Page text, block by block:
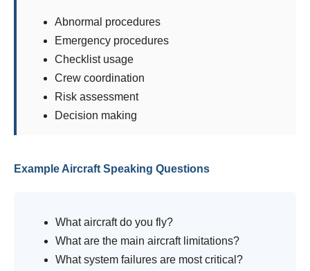
Abnormal procedures
Emergency procedures
Checklist usage
Crew coordination
Risk assessment
Decision making
Example Aircraft Speaking Questions
What aircraft do you fly?
What are the main aircraft limitations?
What system failures are most critical?